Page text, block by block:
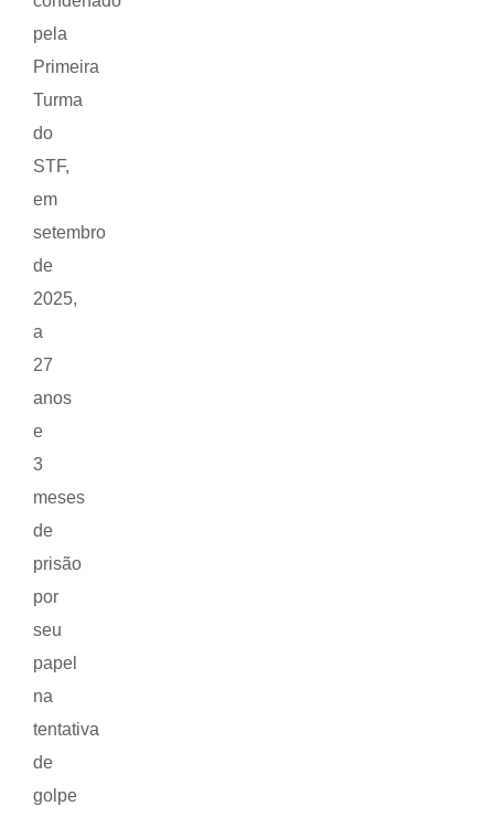
pela
Primeira
Turma
do
STF,
em
setembro
de
2025,
a
27
anos
e
3
meses
de
prisão
por
seu
papel
na
tentativa
de
golpe